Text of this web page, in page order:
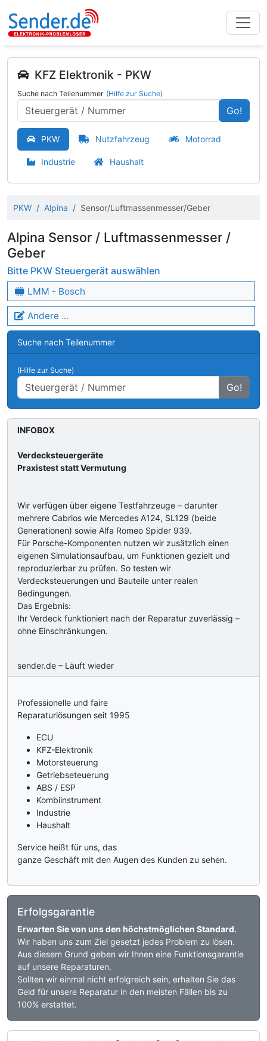
KFZ Elektronik - PKW
Suche nach Teilenummer (Hilfe zur Suche)
Go!
PKW Nutzfahrzeug Motorrad
Industrie Haushalt
PKW Alpina Sensor/Luftmassenmesser/Geber
Alpina Sensor / Luftmassenmesser /
Geber
Bitte PKW Steuergerät auswählen
LMM - Bosch
Andere ...
Suche nach Teilenummer
(Hilfe zur Suche)
Go!
INFOBOX
Verdecksteuergeräte
Praxistest statt Vermutung
Wir verfügen über eigene Testfahrzeuge – darunter
mehrere Cabrios wie Mercedes A124, SL129 (beide
Generationen) sowie Alfa Romeo Spider 939.
Für Porsche-Komponenten nutzen wir zusätzlich einen
eigenen Simulationsaufbau, um Funktionen gezielt und
reproduzierbar zu prüfen. So testen wir
Verdecksteuerungen und Bauteile unter realen
Bedingungen.
Das Ergebnis:
Ihr Verdeck funktioniert nach der Reparatur zuverlässig –
ohne Einschränkungen.
sender.de – Läuft wieder
Professionelle und faire
Reparaturlösungen seit 1995
ECU
KFZ-Elektronik
Motorsteuerung
Getriebseteuerung
ABS / ESP
Kombiinstrument
Industrie
Haushalt
Service heißt für uns, das
ganze Geschäft mit den Augen des Kunden zu sehen.
Erfolgsgarantie
Erwarten Sie von uns den höchstmöglichen Standard.
Wir haben uns zum Ziel gesetzt jedes Problem zu lösen.
Aus diesem Grund geben wir Ihnen eine Funktionsgarantie
auf unsere Reparaturen.
Sollten wir einmal nicht erfolgreich sein, erhalten Sie das
Geld für unsere Reparatur in den meisten Fällen bis zu
100% erstattet.